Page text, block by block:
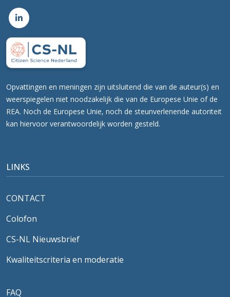
Opvattingen en meningen zijn uitsluitend die van de auteur(s) en
weerspiegelen niet noodzakelijk die van de Europese Unie of de
REA. Noch de Europese Unie, noch de steunverlenende autoriteit
kan hiervoor verantwoordelijk worden gesteld.
LINKS
CONTACT
Colofon
CS-NL Nieuwsbrief
Kwaliteitscriteria en moderatie
FAQ